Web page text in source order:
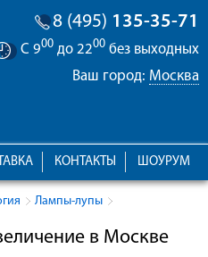
8 (495) 135-35-71
С 900 до 2200 без выходных
Ваш город: Москва
ШОУРУМ
КОНТАКТЫ
Лампы-лупы
в Москве